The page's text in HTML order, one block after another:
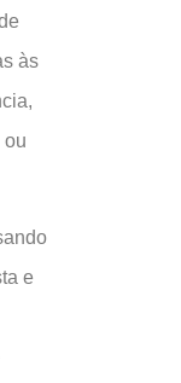
às
ou
e